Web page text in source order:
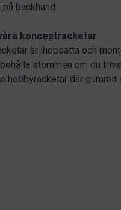
backhand.
konceptracketar:
är ihopsatta och
stommen om du
hobbyracketar där